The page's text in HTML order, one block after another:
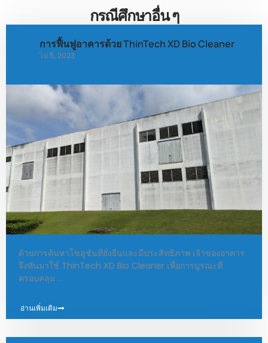
กรณีศึกษาอื่น ๆ
การฟื้นฟูอาคารด้วย ThinTech XD Bio Cleaner
ไป 5, 2023
ด้วยการค้นหาโซลูชันที่ยั่งยืนและมีประสิทธิภาพ เจ้าของอาคาร
จึงหันมาใช้ ThinTech XD Bio Cleaner เพื่อการบูรณะที่
ครอบคลุม …
อ่านเพิ่มเติม